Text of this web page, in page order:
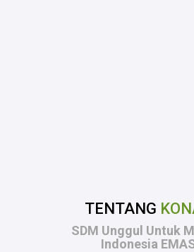
TENTANG
SDM Unggul Untuk
Indonesia